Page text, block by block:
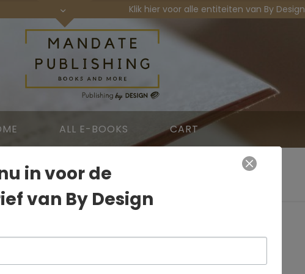
Klik hier voor alle entiteiten van By Design
ALL E-BOOKS CART
You will receive a link to create a new password via
in voor de
van By Design